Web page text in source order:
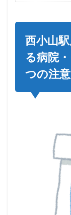
西小山
る病院
つの注